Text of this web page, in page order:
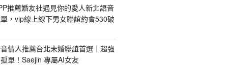
推薦婚友社遇見你的愛人新北語音
，vip線上線下男女聯誼約會530破
情人推薦台北未婚聯誼首選｜超強
單！Saejin 專屬AI女友